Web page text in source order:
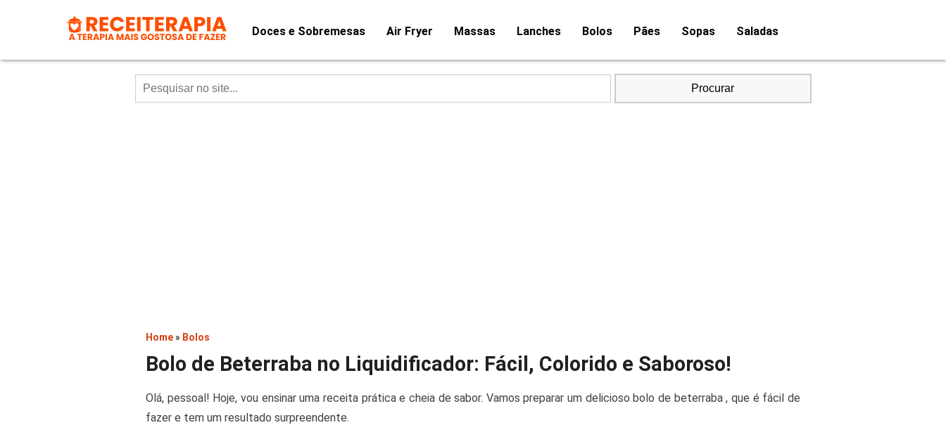
Doces e Sobremesas Air Fryer Massas Lanches Bolos Pães Sopas Saladas
Procurar
Home » Bolos
Bolo de Beterraba no Liquidificador: Fácil, Colorido e Saboroso!
Olá, pessoal! Hoje, vou ensinar uma receita prática e cheia de sabor. Vamos preparar um delicioso bolo de beterraba , que é fácil de
fazer e tem um resultado surpreendente.